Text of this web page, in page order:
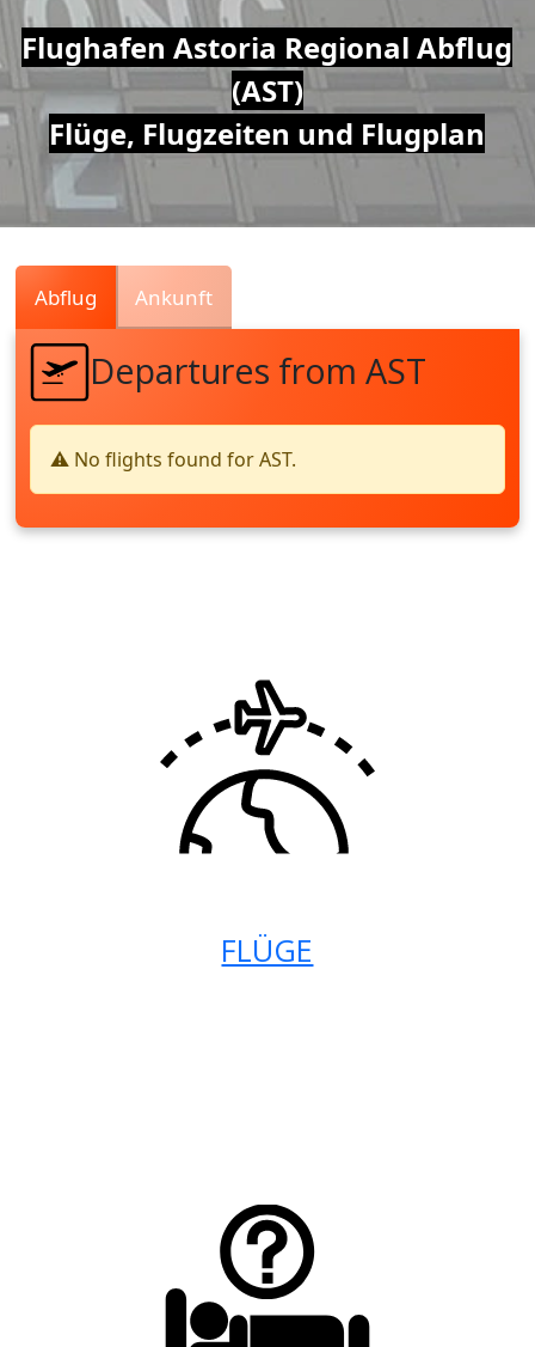
Air
Traffic
Live
Flughafen Astoria Regional Abflug
(AST)
Flüge, Flugzeiten und Flugplan
Abflug Ankunft
Departures from AST
⚠️ No flights found for AST.
FLÜGE